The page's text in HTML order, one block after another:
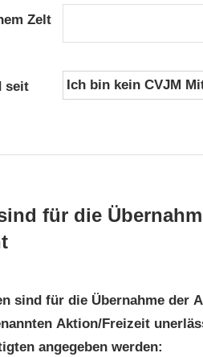
Zelt
seit
für die
sind für die Übernahme der
Aktion/Freizeit
angegeben werden: